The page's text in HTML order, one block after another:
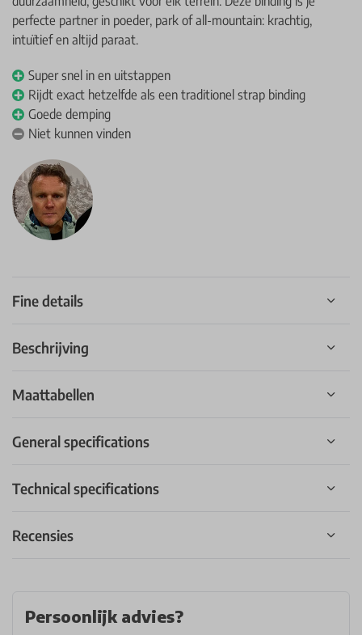
perfecte partner in poeder, park of all-mountain: krachtig,
intuïtief en altijd paraat.
Super snel in en uitstappen
Rijdt exact hetzelfde als een traditionel strap binding
Goede demping
Niet kunnen vinden
Fine details
Beschrijving
Maattabellen
General specifications
Technical specifications
Recensies
Persoonlijk advies?